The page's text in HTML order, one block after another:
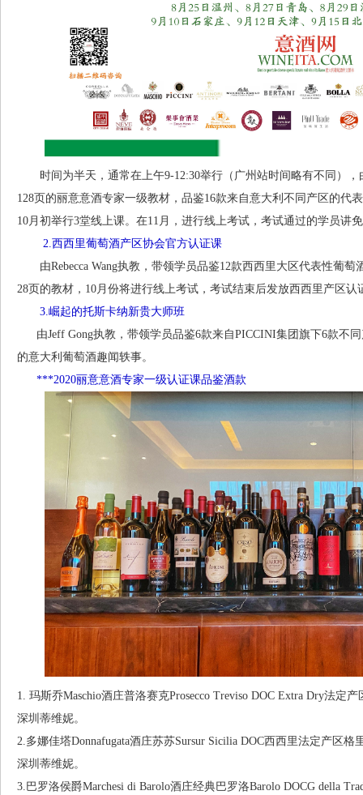
时间为半天，通常在上午9-12:30举行（广州站时间略有不同），
128页的丽意意酒专家一级教材，品鉴16款来自意大利不同产区的代
10月初举行3堂线上课。在11月，进行线上考试，考试通过的学员讲
2.西西里葡萄酒产区协会官方认证课
由Rebecca Wang执教，带领学员品鉴12款西西里大区代表性葡萄
28页的教材，10月份将进行线上考试，考试结束后发放西西里产区认
3.崛起的托斯卡纳新贵大师班
由Jeff Gong执教，带领学员品鉴6款来自PICCINI集团旗下6款不
的意大利葡萄酒趣闻轶事。
***2020丽意意酒专家一级认证课品鉴酒款
1. 玛斯乔Maschio酒庄普洛赛克Prosecco Treviso DOC Extra Dry法定
深圳蒂维妮。
2.多娜佳塔Donnafugata酒庄苏苏Sursur Sicilia DOC西西里法定产区
深圳蒂维妮。
3.巴罗洛侯爵Marchesi di Barolo酒庄经典巴罗洛Barolo DOCG della